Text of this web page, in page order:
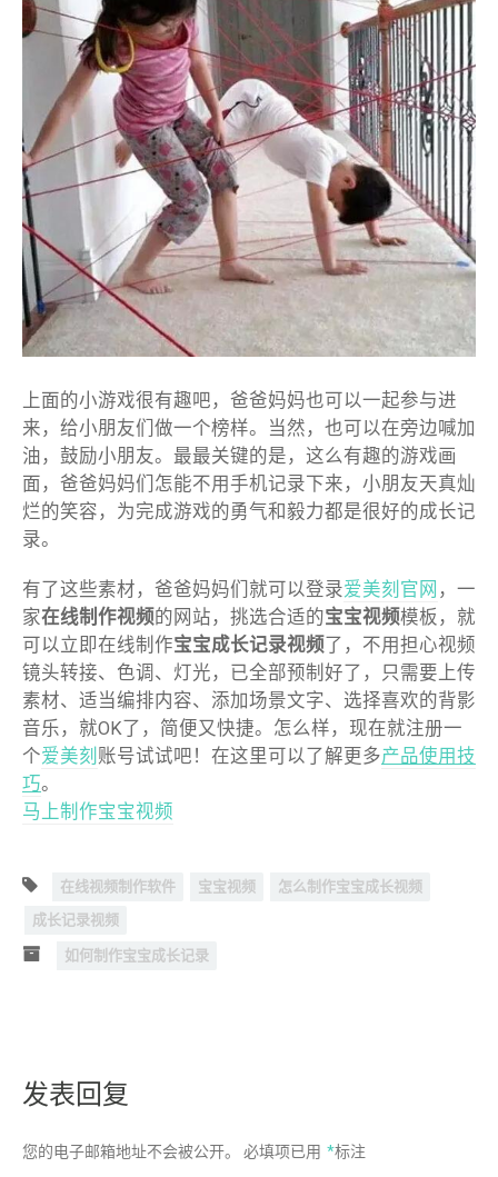
上面的小游戏很有趣吧，爸爸妈妈也可以一起参与进
来，给小朋友们做一个榜样。当然，也可以在旁边喊加
油，鼓励小朋友。最最关键的是，这么有趣的游戏画
面，爸爸妈妈们怎能不用手机记录下来，小朋友天真灿
烂的笑容，为完成游戏的勇气和毅力都是很好的成长记
录。
有了这些素材，爸爸妈妈们就可以登录爱美刻官网 ，一
家在线制作视频的网站，挑选合适的宝宝视频模板，就
可以立即在线制作宝宝成长记录视频了，不用担心视频
镜头转接、色调、灯光，已全部预制好了，只需要上传
素材、适当编排内容、添加场景文字、选择喜欢的背影
音乐，就OK了，简便又快捷。怎么样，现在就注册一
个爱美刻 账号试试吧！在这里可以了解更多产品使用技
巧。
马上制作宝宝视频
在线视频制作软件 宝宝视频
怎么制作宝宝成长视频
成长记录视频
如何制作宝宝成长记录
发表回复
您的电子邮箱地址不会被公开。 必填项已用 *标注